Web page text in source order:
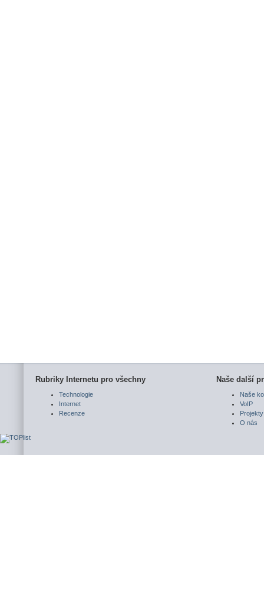
Rubriky Internetu pro všechny
Technologie
Internet
Recenze
Naše další
Naše
VoIP
Projekty
O nás